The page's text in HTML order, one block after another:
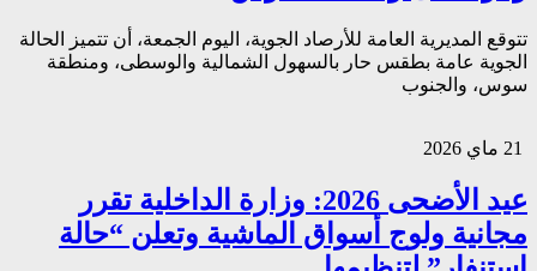
تتوقع المديرية العامة للأرصاد الجوية، اليوم الجمعة، أن تتميز الحالة
الجوية عامة بطقس حار بالسهول الشمالية والوسطى، ومنطقة
سوس، والجنوب
عيد الأضحى 2026: وزارة الداخلية تقرر
مجانية ولوج أسواق الماشية وتعلن “حالة